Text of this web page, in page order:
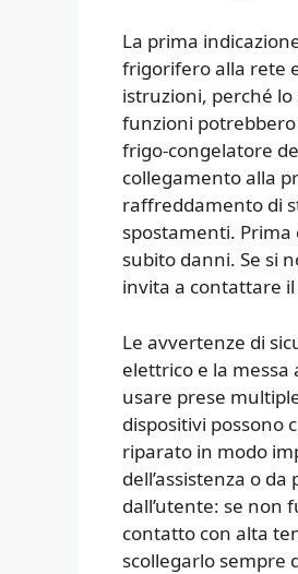
La prima
frigorifero alla rete
istruzioni, perché lo
funzioni
frigo-congelatore
collegamento alla
raffreddamento di
spostamenti. Prima
subito danni. Se si
invita a contattare
Le avvertenze di
elettrico e la
usare prese
dispositivi possono
riparato in modo
dell’assistenza o
dall’utente: se non
contatto con alta
scollegarlo sempre